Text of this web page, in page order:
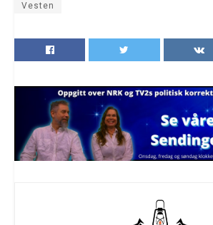
Vesten